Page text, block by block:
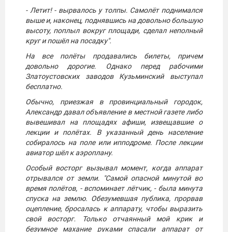
- Летит! - вырвалось у толпы. Самолёт поднимался
выше и, наконец, поднявшись на довольно большую
высоту, поплыл вокруг площади, сделал неполный
круг и пошёл на посадку".
На все полёты продавались билеты, причем
довольно дорогие. Однако перед рабочими
Златоустовских заводов Кузьминский выступал
бесплатно.
Обычно, приезжая в провинциальный городок,
Александр давал объявление в местной газете либо
вывешивал на площадях афиши, извещавшие о
лекции и полётах. В указанный день население
собиралось на поле или ипподроме. После лекции
авиатор шёл к аэроплану.
Особый восторг вызывал момент, когда аппарат
отрывался от земли. "Самой опасной минутой во
время полётов, - вспоминает лётчик, - была минута
спуска на землю. Обезумевшая публика, прорвав
оцепление, бросалась к аппарату, чтобы выразить
свой восторг. Только отчаянный мой крик и
безумное махание руками спасали аппарат от